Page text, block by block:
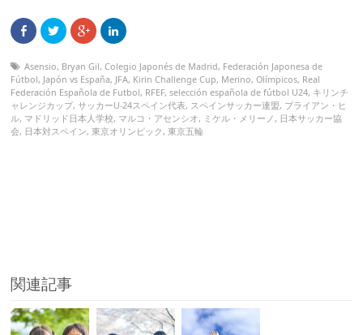
Asensio, Bryan Gil,Colegio Japonés de Madrid, Federación Japonesa de
Fútbol, Japón vs España, JFA, Kirin Challenge Cup, Merino,Olímpicos, Real
Federación Española de Futbol, RFEF,selección española de fútbol U24, キリンチ
ャレンジカップ, サッカーU-24スペイン代表, スペインサッカー連盟, ブライアン・ヒ
ル, マドリッド日本人学校, マルコ・アセンシオ, ミケル・メリーノ, 日本サッカー協
会, 日本対スペイン,東京オリンピック,東京五輪
関連記事